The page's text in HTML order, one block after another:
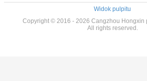
Widok pulpitu
Copyright © 2016 - 2026 Cangzhou Hongxin
All rights reserved.